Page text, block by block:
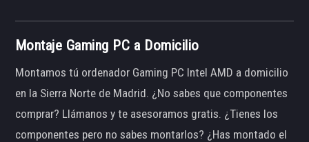
Montaje Gaming PC a Domicilio
Montamos tú ordenador Gaming PC Intel AMD a domicilio
en la Sierra Norte de Madrid. ¿No sabes que componentes
comprar? Llámanos y te asesoramos gratis. ¿Tienes los
componentes pero no sabes montarlos? ¿Has montado el